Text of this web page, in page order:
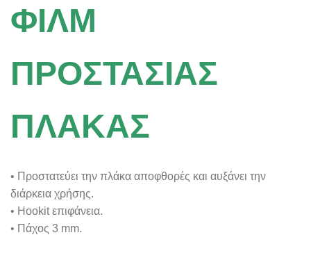
ΦΙΛΜ
ΠΡΟΣΤΑΣΙΑΣ
ΠΛΑΚΑΣ
• Προστατεύει την πλάκα αποφθορές και αυξάνει την
διάρκεια χρήσης.
• Hookit επιφάνεια.
• Πάχος 3 mm.